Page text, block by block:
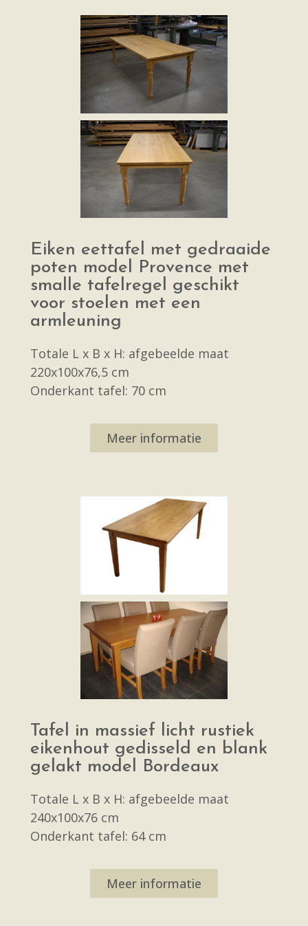
Eiken eettafel met gedraaide
poten model Provence met
smalle tafelregel geschikt
voor stoelen met een
armleuning
Totale L x B x H: afgebeelde maat
220x100x76,5 cm
Onderkant tafel: 70 cm
Meer informatie
Tafel in massief licht rustiek
eikenhout gedisseld en blank
gelakt model Bordeaux
Totale L x B x H: afgebeelde maat
240x100x76 cm
Onderkant tafel: 64 cm
Meer informatie